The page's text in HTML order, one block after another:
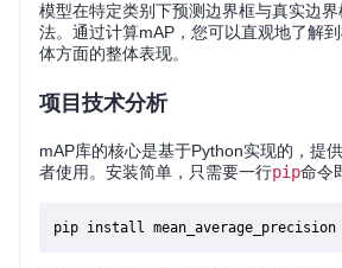
模型在特定类别下预测边界框与真实边
法。通过计算mAP，您可以直观地了解
体方面的整体表现。
项目技术分析
mAP库的核心是基于Python实现的，提
者使用。安装简单，只需要一行pip命令